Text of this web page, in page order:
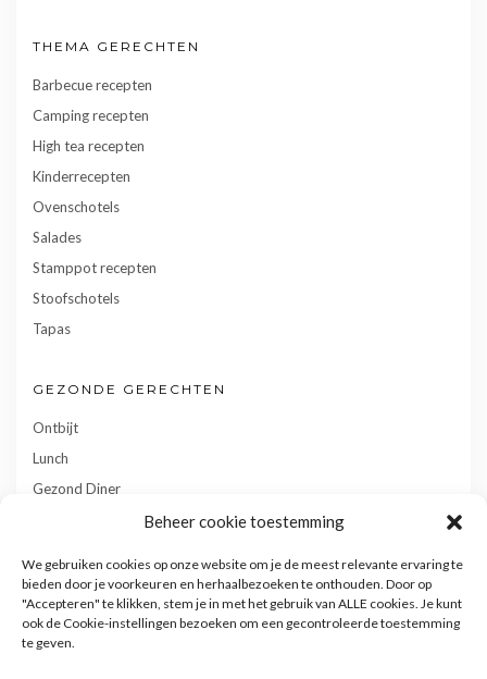
Beheer cookie toestemming
We gebruiken cookies op onze website om je de meest relevante ervaring te
bieden door je voorkeuren en herhaalbezoeken te onthouden. Door op
"Accepteren" te klikken, stem je in met het gebruik van ALLE cookies. Je kunt
ook de Cookie-instellingen bezoeken om een gecontroleerde toestemming
te geven.
THEMA GERECHTEN
Barbecue recepten
Camping recepten
High tea recepten
Kinderrecepten
Ovenschotels
Salades
Stamppot recepten
Stoofschotels
Tapas
GEZONDE GERECHTEN
Ontbijt
Lunch
Gezond Diner
Gebak